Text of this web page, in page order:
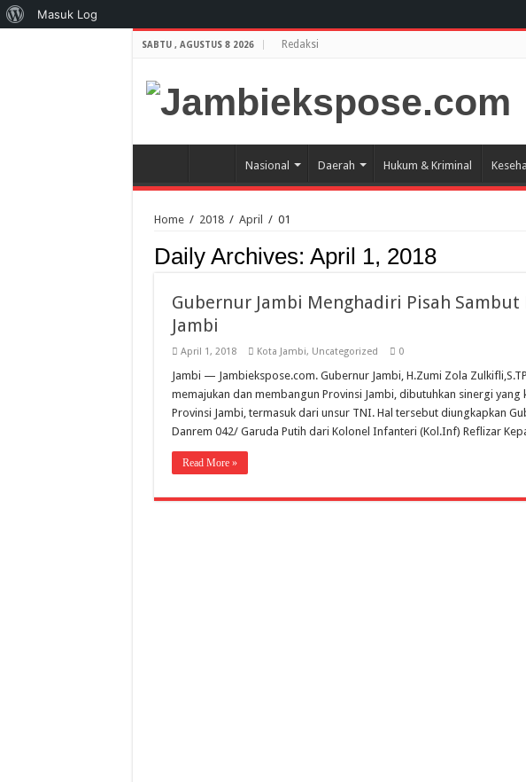
SABTU , AGUSTUS 8 2026 Redaksi
Nasional Daerah Hukum & Kriminal
Home / 2018 / April / 01
Daily Archives: April 1, 2018
Gubernur Jambi Menghadiri Pisah Sambut
Jambi
April 1, 2018 Kota Jambi, Uncategorized 0
Jambi — Jambiekspose.com. Gubernur Jambi, H.Zumi Zola
memajukan dan membangun Provinsi Jambi, dibutuhkan sinergi yang
Provinsi Jambi, termasuk dari unsur TNI. Hal tersebut diungkapkan
Danrem 042/ Garuda Putih dari Kolonel Infanteri (Kol.Inf) Reflizar
Read More »
Tentang
Masuk Log